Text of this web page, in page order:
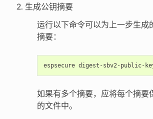
生成公钥摘要
运行以下命令可以为上一步生成
摘要：
espsecure digest-sbv2-public-
如果有多个摘要，应将每个摘要
的文件中。